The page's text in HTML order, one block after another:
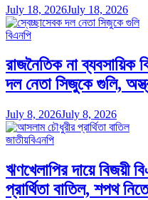
July 18, 2026July 18, 2026
বিএনপি
রাজনৈতিক না ব্যবসায়িক
দল নেতা সিজুকে গুলি,
July 8, 2026July 8, 2026
জাতীয়বিএনপি
ঋণখেলাপির দায়ে বিজয়ী
প্রার্থিতা বাতিল, শপথ